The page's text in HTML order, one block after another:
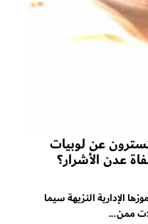
عن لوبيات
عدن الأشرار؟
الإدارية النزيهة سيما
ممن...